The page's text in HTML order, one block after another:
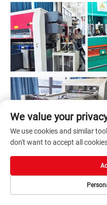
We value your
We use cookies and similar
don't want to accept all